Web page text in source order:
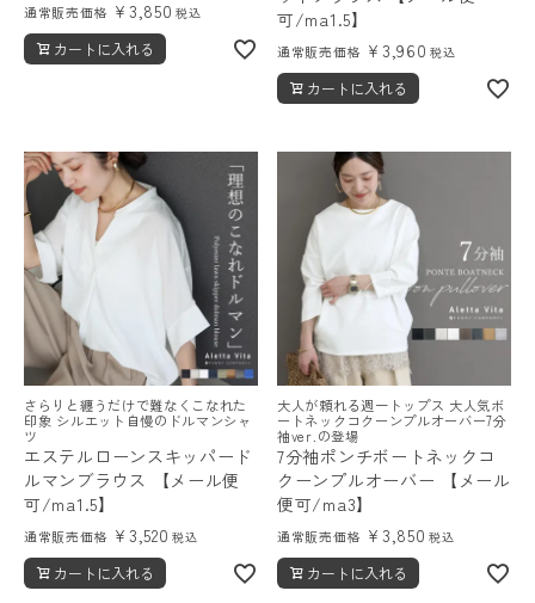
通常販売価格 ¥ 3,850 税込
カートに入れる
可/ma1.5】
通常販売価格 ¥ 3,960 税込
カートに入れる
さらりと纏うだけで難なくこなれた
印象 シルエット自慢のドルマンシャ
ツ
エステルローンスキッパード
ルマンブラウス 【メール便
可/ma1.5】
通常販売価格 ¥ 3,520 税込
カートに入れる
大人が頼れる週一トップス 大人気ボ
ートネックコクーンプルオーバー7分
袖ver.の登場
7分袖ポンチボートネックコ
クーンプルオーバー 【メール
便可/ma3】
通常販売価格 ¥ 3,850 税込
カートに入れる